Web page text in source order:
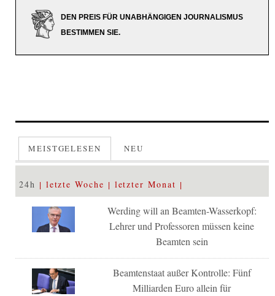
DEN PREIS FÜR UNABHÄNGIGEN JOURNALISMUS
BESTIMMEN SIE.
MEISTGELESEN NEU
24h letzte Woche letzter Monat
Werding will an Beamten-Wasserkopf:
Lehrer und Professoren müssen keine
Beamten sein
Beamtenstaat außer Kontrolle: Fünf
Milliarden Euro allein für